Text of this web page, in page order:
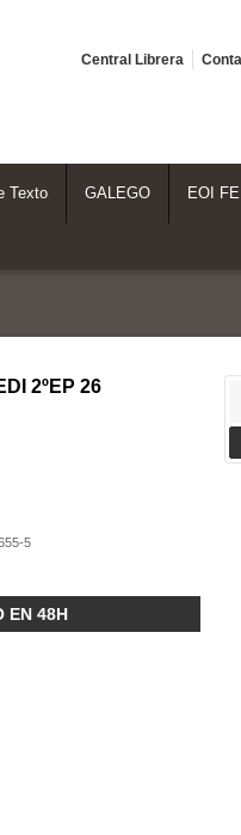
Central Librera
Texto GALEGO EOI
2ºEP 26
5
EN 48H